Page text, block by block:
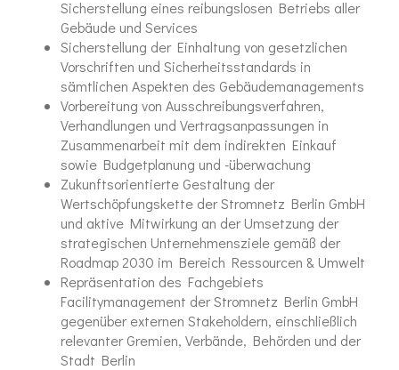
Sicherstellung eines reibungslosen Betriebs aller
Gebäude und Services
Sicherstellung der Einhaltung von gesetzlichen
Vorschriften und Sicherheitsstandards in
sämtlichen Aspekten des Gebäudemanagements
Vorbereitung von Ausschreibungsverfahren,
Verhandlungen und Vertragsanpassungen in
Zusammenarbeit mit dem indirekten Einkauf
sowie Budgetplanung und -überwachung
Zukunftsorientierte Gestaltung der
Wertschöpfungskette der Stromnetz Berlin GmbH
und aktive Mitwirkung an der Umsetzung der
strategischen Unternehmensziele gemäß der
Roadmap 2030 im Bereich Ressourcen & Umwelt
Repräsentation des Fachgebiets
Facilitymanagement der Stromnetz Berlin GmbH
gegenüber externen Stakeholdern, einschließlich
relevanter Gremien, Verbände, Behörden und der
Stadt Berlin